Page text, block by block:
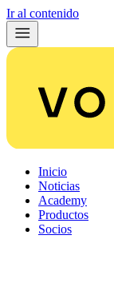
Ir al contenido
Inicio
Noticias
Academy
Productos
Socios